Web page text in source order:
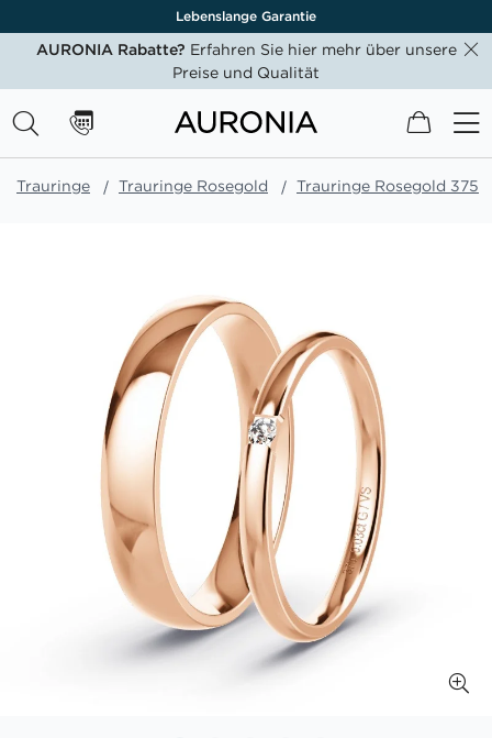
Lebenslange Garantie
AURONIA Rabatte? Erfahren Sie hier mehr über unsere
Preise und Qualität
Mein
Trauringe Trauringe Rosegold Trauringe Rosegold 375